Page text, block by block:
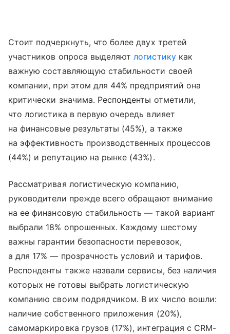
Стоит подчеркнуть, что более двух третей
участников опроса выделяютлогистикукак
важную составляющую стабильности своей
компании, при этом для 44% предприятий она
критически значима. Респонденты отметили,
что логистика в первую очередь влияет
на финансовые результаты (45%), а также
на эффективность производственных процессов
(44%) и репутацию на рынке (43%).
Рассматривая логистическую компанию,
руководители прежде всего обращают внимание
на ее финансовую стабильность — такой вариант
выбрали 18% опрошенных. Каждому шестому
важны гарантии безопасности перевозок,
а для 17% — прозрачность условий и тарифов.
Респонденты также назвали сервисы, без наличия
которых не готовы выбрать логистическую
компанию своим подрядчиком. В их число вошли:
наличие собственного приложения (20%),
самомаркировка грузов (17%), интеграция с CRM-